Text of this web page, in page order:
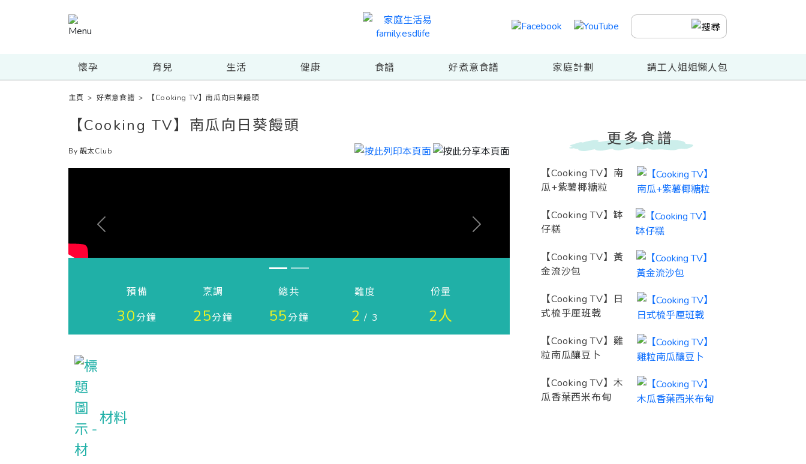
懷孕 育兒 生活 健康 食譜 好煮意食譜 家庭計劃 請工人姐姐懶人包
主頁 >好煮意食譜 > 【Cooking TV】南瓜向日葵饅頭
【Cooking TV】南瓜向日葵饅頭
By 靚太Club
Previous Next
預備
30分鐘
烹調
25分鐘
總共
55分鐘
難度
2 / 3
份量
2人
材料
更多食譜
【Cooking TV】南
瓜+紫薯椰糖粒
【Cooking TV】缽
仔糕
【Cooking TV】黃
金流沙包
【Cooking TV】日
式梳乎厘班戟
【Cooking TV】雞
粒南瓜釀豆卜
【Cooking TV】木
瓜香葉西米布甸